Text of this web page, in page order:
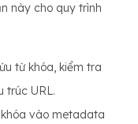
này cho quy trình
từ khóa, kiểm tra
trúc URL.
vào metadata